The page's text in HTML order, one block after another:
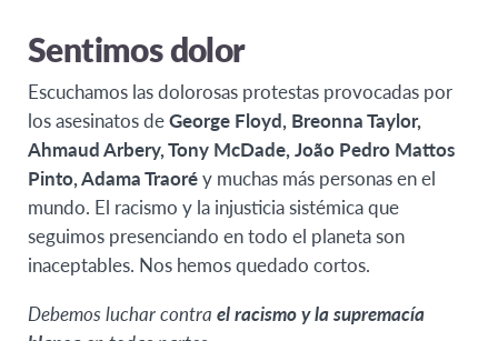
Sentimos dolor
Escuchamos las dolorosas protestas provocadas por
los asesinatos deGeorge Floyd, Breonna Taylor,
Ahmaud Arbery, Tony McDade, João Pedro Mattos
Pinto, Adama Traoréy muchas más personas en el
mundo. El racismo y la injusticia sistémica que
seguimos presenciando en todo el planeta son
inaceptables. Nos hemos quedado cortos.
Debemos luchar contra el racismo y la supremacía